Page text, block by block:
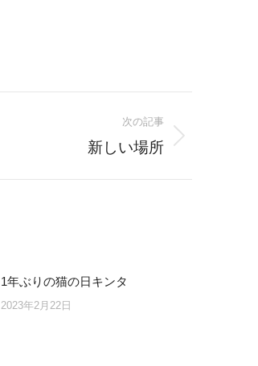
次の記事
新しい場所
1年ぶりの猫の日キンタ
2023年2月22日